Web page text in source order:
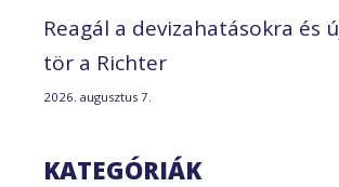
Reagál a devizahatásokra és
tör a Richter
2026. augusztus 7.
KATEGÓRIÁK